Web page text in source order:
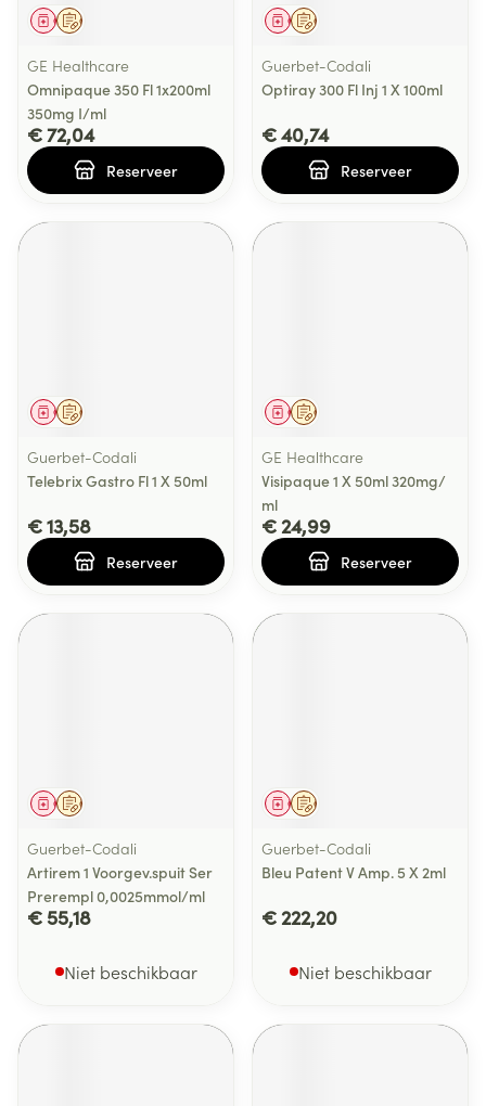
Op voorschrift
Geneesmiddel
GE Healthcare
Omnipaque 350 Fl 1x200ml
350mg I/ml
€ 72,04
Reserveer
Op voorschrift
Geneesmiddel
Guerbet-Codali
Optiray 300 Fl Inj 1 X 100ml
€ 40,74
Reserveer
Op voorschrift
Geneesmiddel
Guerbet-Codali
Telebrix Gastro Fl 1 X 50ml
€ 13,58
Reserveer
Op voorschrift
Geneesmiddel
GE Healthcare
Visipaque 1 X 50ml 320mg/
ml
€ 24,99
Reserveer
Op voorschrift
Geneesmiddel
Guerbet-Codali
Artirem 1 Voorgev.spuit Ser
Prerempl 0,0025mmol/ml
€ 55,18
Niet beschikbaar
Op voorschrift
Geneesmiddel
Guerbet-Codali
Bleu Patent V Amp. 5 X 2ml
€ 222,20
Niet beschikbaar